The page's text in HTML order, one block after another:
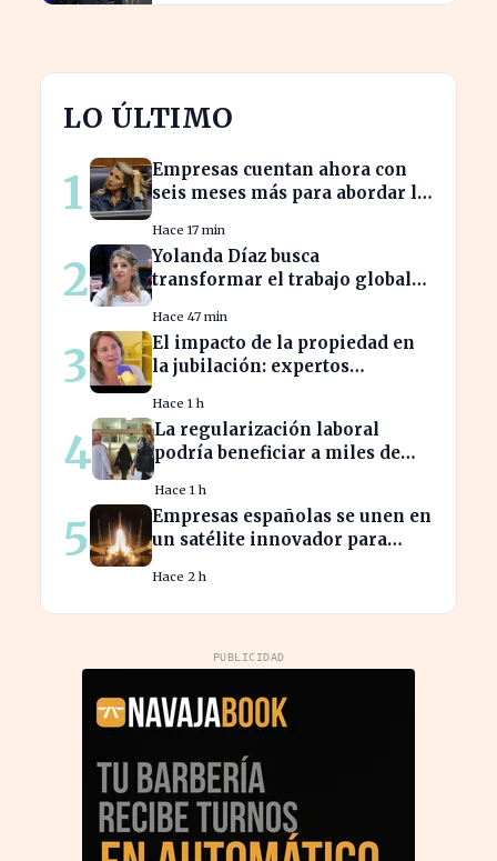
LO ÚLTIMO
1
Empresas cuentan ahora con
seis meses más para abordar la
restricciones de
confidencialidad
Hace 17 min
2
Yolanda Díaz busca
transformar el trabajo global
laborales
Hace 47 min
3
El impacto de la propiedad en
la jubilación: expertos
tras los 40
Hace 1 h
4
La regularización laboral
podría beneficiar a miles de
año.
Hace 1 h
5
Empresas españolas se unen en
un satélite innovador para
europeas
Hace 2 h
PUBLICIDAD